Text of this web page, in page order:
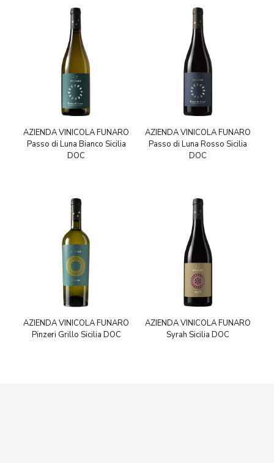
AZIENDA VINICOLA FUNARO
Passo di Luna Bianco Sicilia
DOC
AZIENDA VINICOLA FUNARO
Passo di Luna Rosso Sicilia
DOC
AZIENDA VINICOLA FUNARO
Pinzeri Grillo Sicilia DOC
AZIENDA VINICOLA FUNARO
Syrah Sicilia DOC